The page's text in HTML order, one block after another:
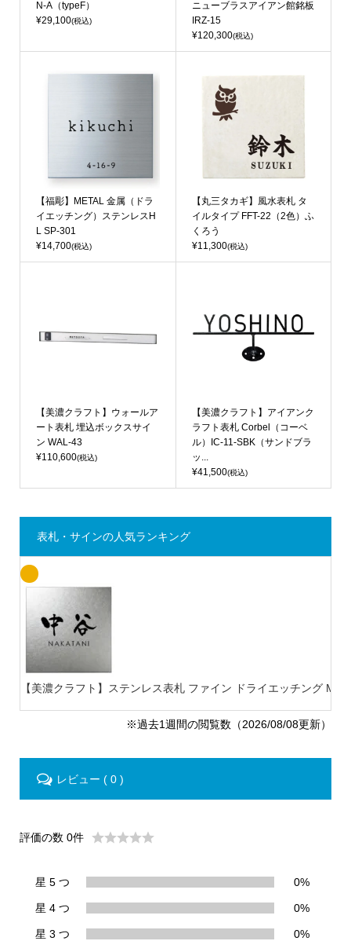
N-A（typeF）
¥29,100(税込)
ニューブラスアイアン館銘板
IRZ-15
¥120,300(税込)
【福彫】METAL 金属（ドラ
イエッチング）ステンレスH
L SP-301
¥14,700(税込)
【丸三タカギ】風水表札 タ
イルタイプ FFT-22（2色）ふ
くろう
¥11,300(税込)
【美濃クラフト】ウォールア
ート表札 埋込ボックスサイ
ン WAL-43
¥110,600(税込)
【美濃クラフト】アイアンク
ラフト表札 Corbel（コーベ
ル）IC-11-SBK（サンドブラ
ッ...
¥41,500(税込)
表札・サインの人気ランキング
【美濃クラフト】ステンレス表札 ファイン ドライエッチング MB-
※過去1週間の閲覧数（2026/08/08更新）
レビュー ( 0 )
評価の数 0件
星 5 つ 0%
星 4 つ 0%
星 3 つ 0%